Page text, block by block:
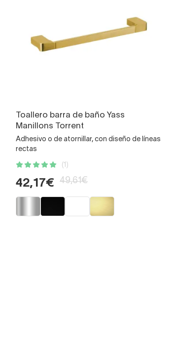
Toallero barra de baño Yass
Manillons Torrent
Adhesivo o de atornillar, con diseño de líneas
rectas
(1)
42,17€ 49,61€